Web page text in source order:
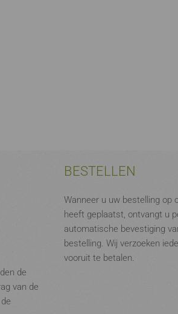
de
van de
BESTELLEN
Wanneer u uw bestelling op
heeft geplaatst, ontvangt u
automatische bevestiging
bestelling. Wij verzoeken
vooruit te betalen.